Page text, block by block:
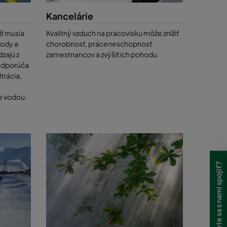
sa
o
byť
vaše
musia
a
z
vodou.
Kancelárie
Kvalitný vzduch na pracovisku môže znížiť
chorobnosť, práceneschopnosť
zamestnancov a zvýšiť ich pohodu.